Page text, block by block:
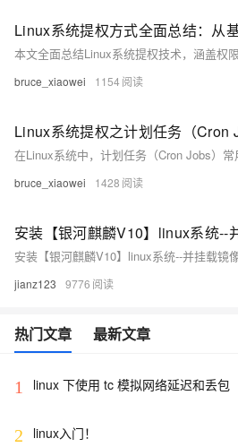
Linux系统提权方式全面总结：从
bruce_xiaowei 1154
Linux系统提权之计划任务（Cron
bruce_xiaowei 1428
安装【银河麒麟V10】linux系统--
安装【银河麒麟V10】linux系统--并挂载镜
jianz123 9776
热门文章 最新文章
1 linux 下使用 tc 模拟网络延迟和丢包
2 linux入门！